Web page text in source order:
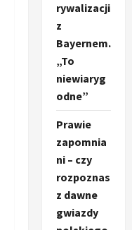
rywalizacji
z
Bayernem.
„To
niewiaryg
odne”
Prawie
zapomnia
ni – czy
rozpoznas
z dawne
gwiazdy